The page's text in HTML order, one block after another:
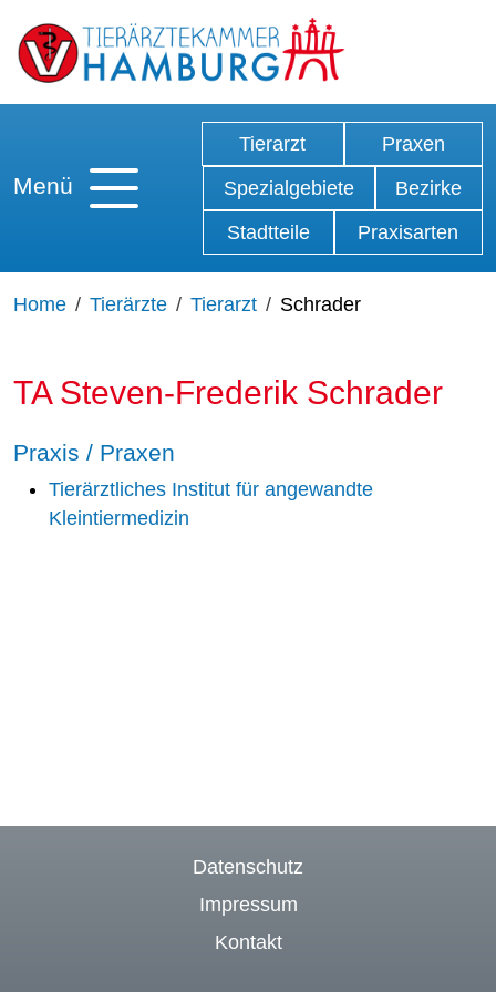
Menü
Tierarzt
Praxen
Spezialgebiete
Bezirke
Stadtteile
Praxisarten
Home Tierärzte Tierarzt Schrader
TA Steven-Frederik Schrader
Praxis / Praxen
Tierärztliches Institut für angewandte
Kleintiermedizin
Datenschutz
Impressum
Kontakt